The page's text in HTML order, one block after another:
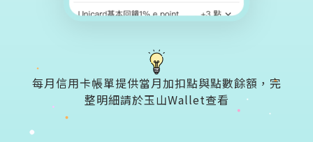
每月信用卡帳單提供當月加扣點與點數餘額，完
整明細請於玉山Wallet查看